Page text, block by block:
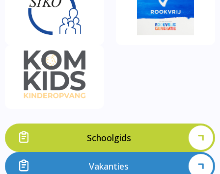
Schoolgids
Vakanties